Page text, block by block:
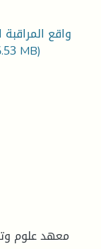
واقع
MB)
معهد علوم